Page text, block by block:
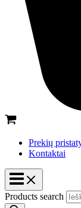
Prekių
Kontaktai
Products search